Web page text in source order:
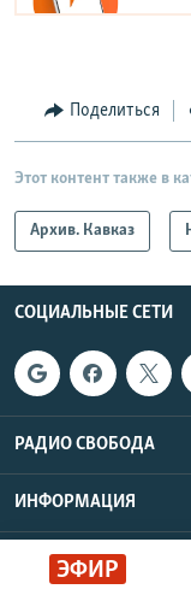
ЭФИР
Поделиться
Этот контент также в
Архив. Кавказ
СОЦИАЛЬНЫЕ СЕТИ
РАДИО СВОБОДА
ИНФОРМАЦИЯ
Радио Свобода